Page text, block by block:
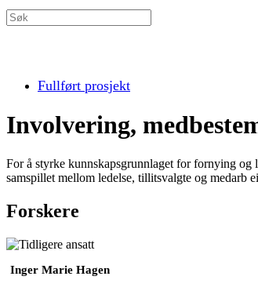
Fullført prosjekt
Involvering,
For å styrke kunnskapsgrunnlaget for fornying
samspillet mellom ledelse, tillitsvalgte og medarb
Forskere
Inger Marie Hagen